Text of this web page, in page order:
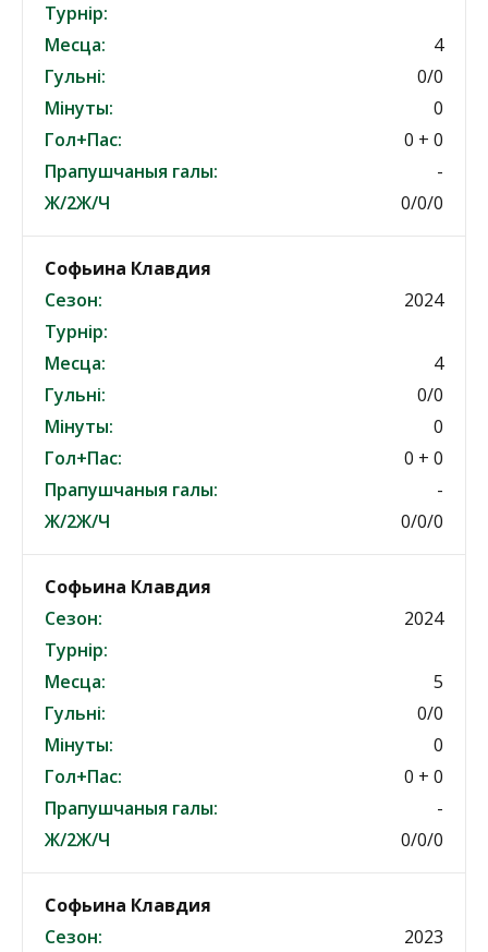
Турнір:
Месца:
4
Гульні:
0/0
Мінуты:
0
Гол+Пас:
0 + 0
Прапушчаныя галы:
-
Ж/2Ж/Ч
0/0/0
Софьина Клавдия
Сезон:
2024
Турнір:
Месца:
4
Гульні:
0/0
Мінуты:
0
Гол+Пас:
0 + 0
Прапушчаныя галы:
-
Ж/2Ж/Ч
0/0/0
Софьина Клавдия
Сезон:
2024
Турнір:
Месца:
5
Гульні:
0/0
Мінуты:
0
Гол+Пас:
0 + 0
Прапушчаныя галы:
-
Ж/2Ж/Ч
0/0/0
Софьина Клавдия
Сезон:
2023